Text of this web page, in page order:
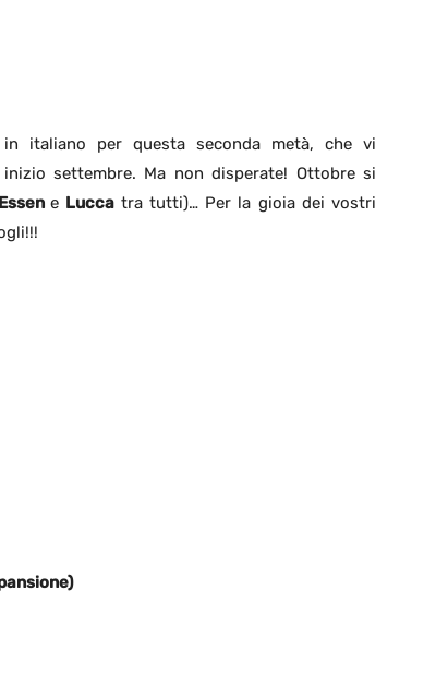
italiano per questa seconda metà, che vi
settembre. Ma non disperate! Ottobre si
e Lucca tra tutti)… Per la gioia dei vostri